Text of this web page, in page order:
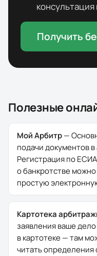
консультация
Получить
Полезные
Мой Арбитр—
подачи документов
Регистрация по
о банкротстве
простую
Картотека
заявления ваше
в картотеке — там
читать определения